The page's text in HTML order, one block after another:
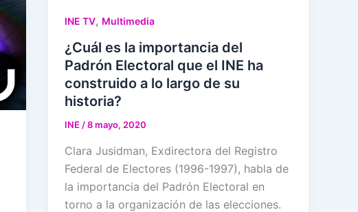
INE TV, Multimedia
¿Cuál es la importancia del
Padrón Electoral que el INE ha
construido a lo largo de su
historia?
INE /8 mayo, 2020
Clara Jusidman, Exdirectora del Registro
Federal de Electores (1996-1997), habla de
la importancia del Padrón Electoral en
torno a la organización de las elecciones.